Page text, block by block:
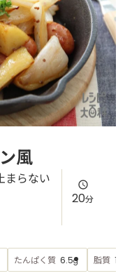
風
まらない
20分
たんぱく質 6.5g 脂質 16.9